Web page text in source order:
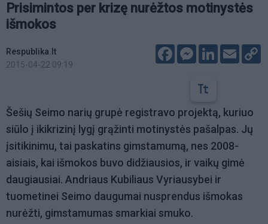
Prisimintos per krizę nurėžtos motinystės
išmokos
Respublika.lt
2015-04-22 09:19
FacebookMessenger
LinkedIn
Email
Šešių Seimo narių grupė registravo projektą, kuriuo
siūlo į ikikrizinį lygį grąžinti motinystės pašalpas. Jų
įsitikinimu, tai paskatins gimstamumą, nes 2008-
aisiais, kai išmokos buvo didžiausios, ir vaikų gimė
daugiausiai. Andriaus Kubiliaus Vyriausybei ir
tuometinei Seimo daugumai nusprendus išmokas
nurėžti, gimstamumas smarkiai smuko.